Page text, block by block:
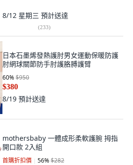
8/12 星期三 預計送達
(233)
日本石墨烯發熱護肘男女運動保暖防護
肘網球關節防手肘護胳膊護臂
60%$950
$380
8/19 預計送達
mothersbaby 一體成形柔軟護腕 拇指
開口款 2入組
首購折扣價 56%$282